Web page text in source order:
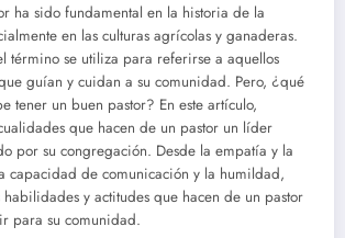
ha sido fundamental en la historia de la
en las culturas agrícolas y ganaderas.
término se utiliza para referirse a aquellos
guían y cuidan a su comunidad. Pero, ¿qué
tener un buen pastor? En este artículo,
que hacen de un pastor un líder
por su congregación. Desde la empatía y la
capacidad de comunicación y la humildad,
y actitudes que hacen de un pastor
para su comunidad.